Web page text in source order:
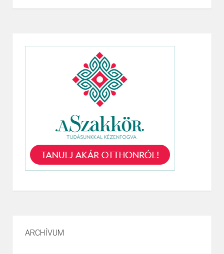
ARCHÍVUM